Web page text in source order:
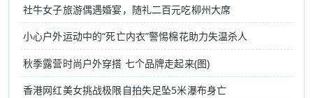
社牛女子旅游偶遇婚宴，随礼二百元吃柳州大席
小心户外运动中的“死亡内衣”警惕棉花助力失温杀人
秋季露营时尚户外穿搭 七个品牌走起来(图)
香港网红美女挑战极限自拍失足坠5米瀑布身亡